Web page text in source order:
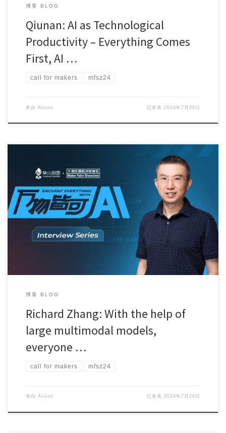
博客 BLOG
Qiunan: AI as Technological
Productivity – Everything Comes
First, AI …
call for makers mfsz24
来自 Alison 已发表 2024年7月26日
“Enchant Everything with AI” interview […]
博客 BLOG
Richard Zhang: With the help of
large multimodal models,
everyone …
call for makers mfsz24
来自 Alison 已发表2024年7月26日